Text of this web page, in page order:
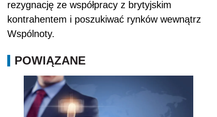
rezygnację ze współpracy z brytyjskim
kontrahentem i poszukiwać rynków wewnątrz
Wspólnoty.
POWIĄZANE